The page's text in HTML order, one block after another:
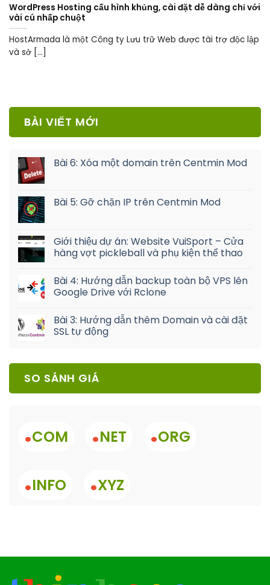
WordPress Hosting cấu hình khủng, cài đặt dễ dàng chỉ với
vài cú nhấp chuột
HostArmada là một Công ty Lưu trữ Web được tài trợ độc lập
và sở [...]
BÀI VIẾT MỚI
Bài 6: Xóa một domain trên Centmin Mod
Bài 5: Gỡ chặn IP trên Centmin Mod
Giới thiệu dự án: Website VuiSport – Cửa
hàng vợt pickleball và phụ kiện thể thao
Bài 4: Hướng dẫn backup toàn bộ VPS lên
Google Drive với Rclone
Bài 3: Hướng dẫn thêm Domain và cài đặt
SSL tự động
SO SÁNH GIÁ
.COM .NET .ORG
.INFO .XYZ